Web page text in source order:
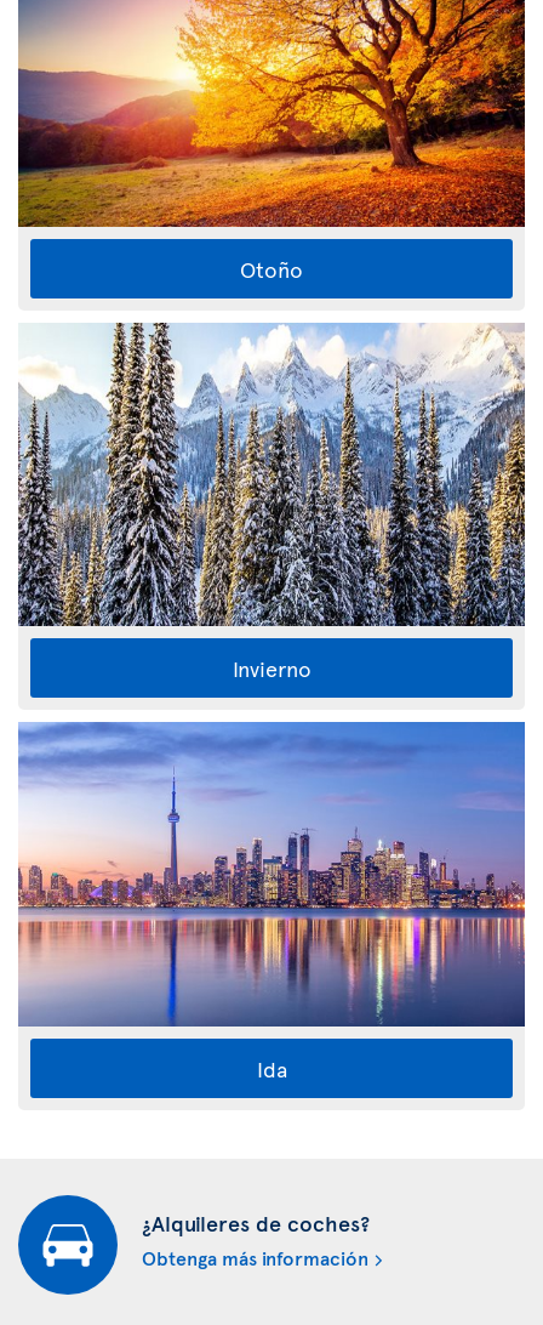
Otoño
Invierno
Ida
¿Alquileres de coches?
Obtenga más información